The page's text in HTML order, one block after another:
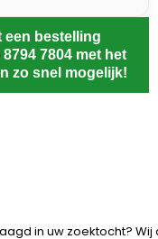
een bestelling
7804 met het
zo snel mogelijk!
in uw zoektocht?